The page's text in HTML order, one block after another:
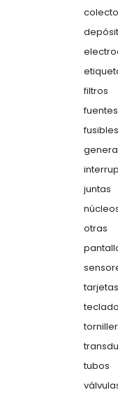
filtros
fuentes
fusibles
juntas
otras
tubos